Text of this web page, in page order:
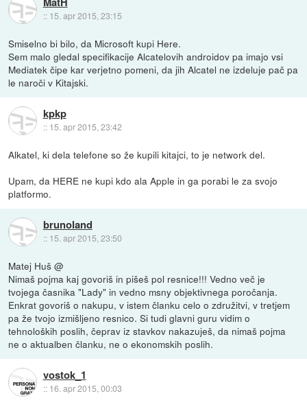
:: 15. apr 2015, 23:15
Smiselno bi bilo, da Microsoft kupi Here.
Sem malo gledal specifikacije Alcatelovih androidov pa imajo vsi
Mediatek čipe kar verjetno pomeni, da jih Alcatel ne izdeluje pač pa
le naroči v Kitajski.
kpkp
:: 15. apr 2015, 23:42
Alkatel, ki dela telefone so že kupili kitajci, to je network del.
Upam, da HERE ne kupi kdo ala Apple in ga porabi le za svojo
platformo.
brunoland
:: 15. apr 2015, 23:50
Matej Huš @
Nimaš pojma kaj govoriš in pišeš pol resnice!!! Vedno več je
tvojega časnika "Lady" in vedno msny objektivnega poročanja.
Enkrat govoriš o nakupu, v istem članku celo o združitvi, v tretjem
pa že tvojo izmišljeno resnico. Si tudi glavni guru vidim o
tehnoloških poslih, čeprav iz stavkov nakazuješ, da nimaš pojma
ne o aktualben članku, ne o ekonomskih poslih.
vostok_1
:: 16. apr 2015, 00:03